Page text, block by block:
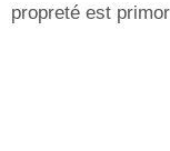
propreté est